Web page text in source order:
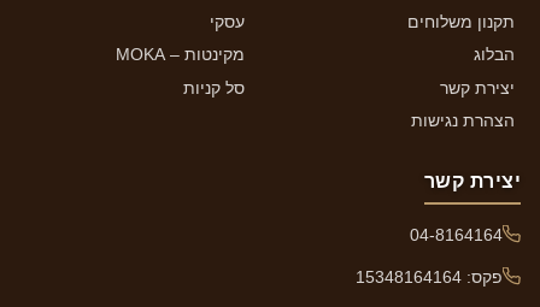
תקנון משלוחים
הבלוג
יצירת קשר
הצהרת נגישות
עסקי
מקינטות – MOKA
סל קניות
יצירת קשר
04-8164164
פקס: 15348164164